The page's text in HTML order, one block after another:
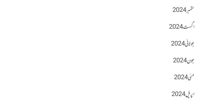
ستمبر 2024
اگست 2024
جولائی 2024
جون 2024
مئی 2024
اپریل 2024